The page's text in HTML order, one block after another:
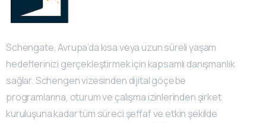
Schengate, Avrupa’da kısa veya uzun süreli yaşam
hedeflerinizi gerçekleştirmek için kapsamlı danışmanlık
sağlar. Schengen vizesinden dijital göçebe
programlarına, oturum ve çalışma izinlerinden şirket
kuruluşuna kadar tüm süreci şeffaf ve etkin şekilde